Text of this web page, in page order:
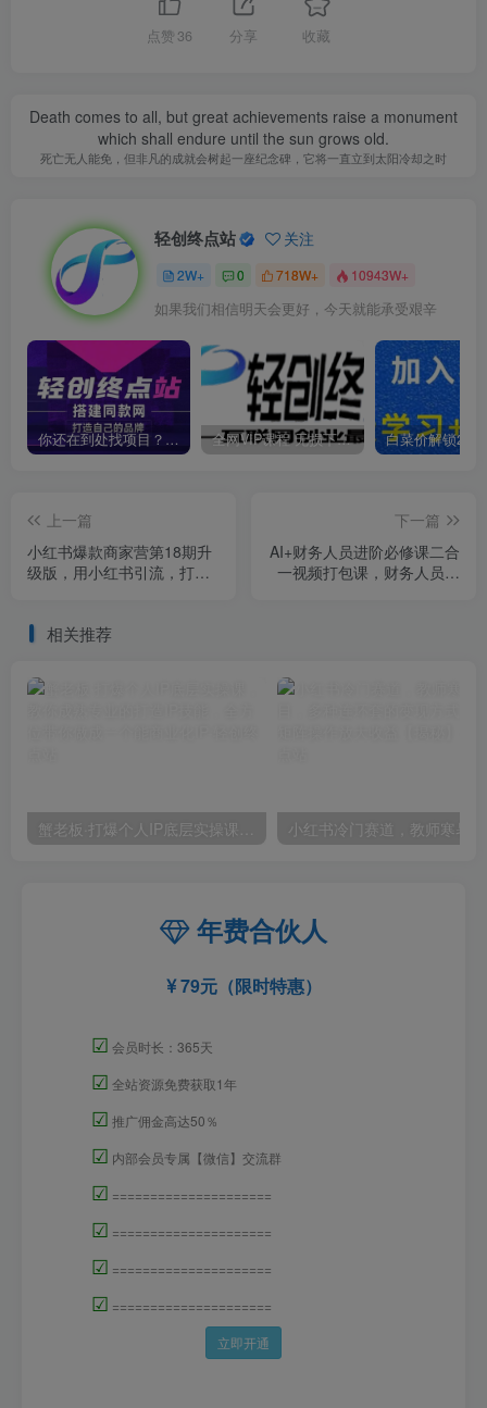
点赞 36 分享 收藏
Death comes to all, but great achievements raise a monument
which shall endure until the sun grows old.
死亡无人能免，但非凡的成就会树起一座纪念碑，它将一直立到太阳冷却之时
轻创终点站 关注
2W+ 0 718W+ 10943W+
如果我们相信明天会更好，今天就能承受艰辛
你还在到处找项目？还在当韭菜？我靠卖项目一个月收入5万+，曾经我也是个失败者。 全网VIP课程 无损下载~
上一篇
小红书爆款商家营第18期升
级版，用小红书引流，打造
下一篇
AI+财务人员进阶必修课二合
一视频打包课，财务人员进
相关推荐
蟹老板·打爆个人IP底层实操课，教你成熟专业的打造IP技能，全方位带你做成一个能商业化IP
年费合伙人
79元（限时特惠）
☑ 会员时长：365天
☑ 全站资源免费获取1年
☑ 推广佣金高达50％
☑ 内部会员专属【微信】交流群
☑ =====================
☑ =====================
☑ =====================
☑ =====================
立即开通